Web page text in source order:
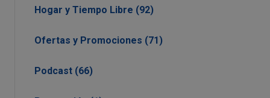
Hogar y Tiempo Libre (92)
Ofertas y Promociones (71)
Podcast (66)